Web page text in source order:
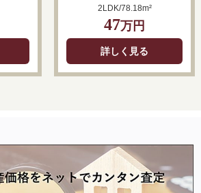
2LDK/78.18m²
47万円
詳しく見る